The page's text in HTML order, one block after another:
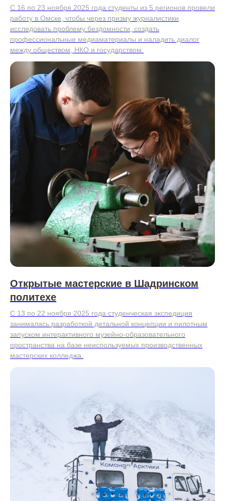
С 16 по 23 ноября 2025 года студенты из 5 регионов провели
работу в Омске, чтобы через призму журналистики
исследовать проблему бездомности, создать
профессиональные медиаматериалы и наладить диалог
между обществом, НКО и государством.
Открытые мастерские в Шадринском
политехе
С 13 по 22 ноября 2025 года студенческая экспедиция
занималась разработкой детальной концепции и пилотным
запуском интерактивного музейно-образовательного
пространства на базе неиспользуемых производственных
мастерских колледжа.